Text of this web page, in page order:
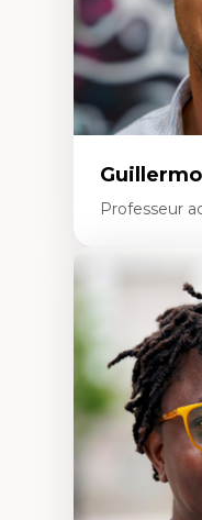
Professeur
Expertises
Migrations
Études des
des
Politiques
Réfugiés
Migrations
Migrations
Migration
Migration